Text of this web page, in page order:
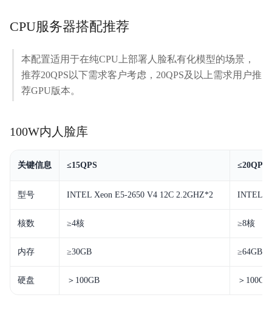
CPU服务器搭配推荐
本配置适用于在纯CPU上部署人脸私有化模型的场景，
推荐20QPS以下需求客户考虑，20QPS及以上需求用户推
荐GPU版本。
100W内人脸库
关键信息 ≤15QPS ≤20QPS
型号 INTEL Xeon E5-2650 V4 12C 2.2GHZ*2 INTEL
核数 ≥4核 ≥8核
内存 ≥30GB ≥64GB
硬盘 ＞100GB ＞100GB